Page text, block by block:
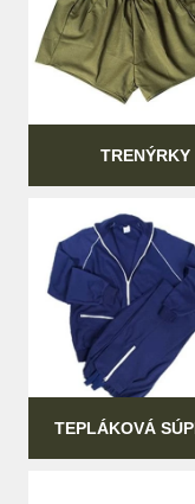
TRENÝRKY
TEPLÁKOVÁ